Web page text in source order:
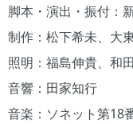
脚本・演出・振付：
制作：松下希未、大
照明：福島伸貴、和
音響：田家知行
音楽：ソネット第18